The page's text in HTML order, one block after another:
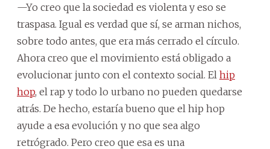
—Yo creo que la sociedad es violenta y eso se
traspasa. Igual es verdad que sí, se arman nichos,
sobre todo antes, que era más cerrado el círculo.
Ahora creo que el movimiento está obligado a
evolucionar junto con el contexto social. El hip
hop, el rap y todo lo urbano no pueden quedarse
atrás. De hecho, estaría bueno que el hip hop
ayude a esa evolución y no que sea algo
retrógrado. Pero creo que esa es una